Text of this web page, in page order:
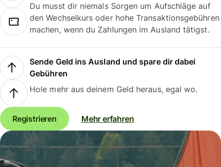
Du musst dir niemals Sorgen um Aufschläge auf
den Wechselkurs oder hohe Transaktionsgebühren
machen, wenn du Zahlungen im Ausland tätigst.
Sende Geld ins Ausland und spare dir dabei
Gebühren
Hole mehr aus deinem Geld heraus, egal wo.
Registrieren Mehr erfahren